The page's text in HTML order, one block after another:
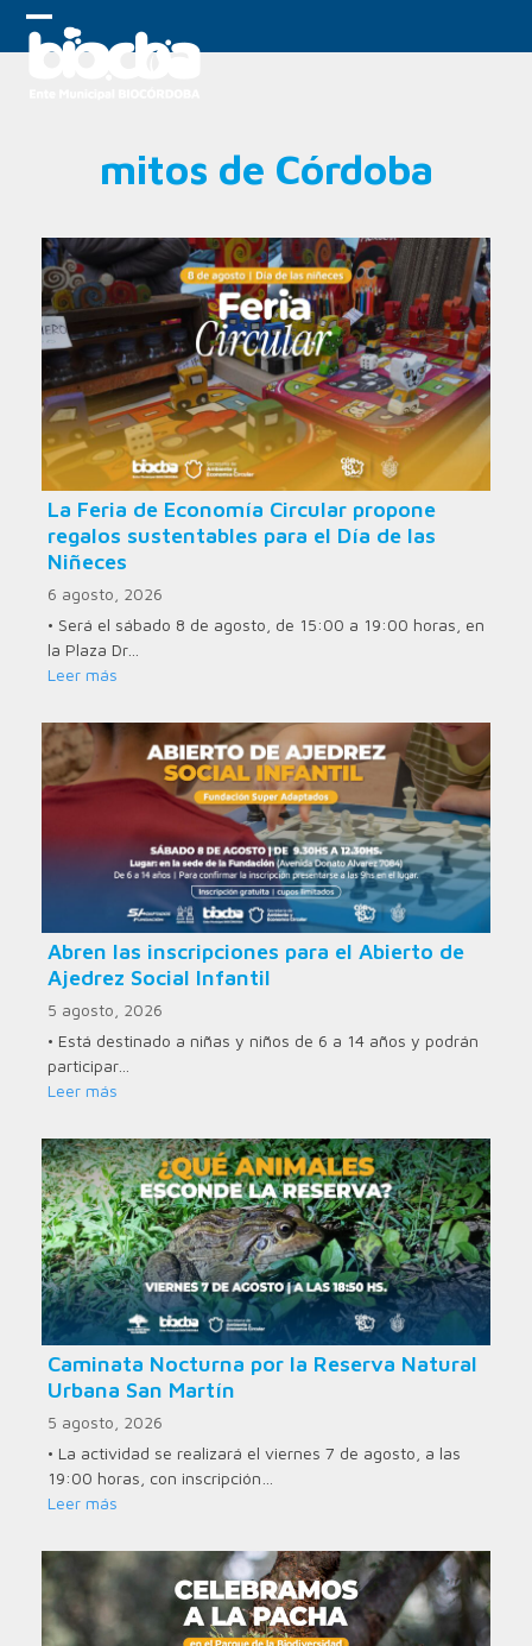
Skip
Open
Close
mitos de Córdoba
La Feria de Economía Circular propone
regalos sustentables para el Día de las
Niñeces
6 agosto, 2026
• Será el sábado 8 de agosto, de 15:00 a 19:00 horas, en
la Plaza Dr…
Leer más
Abren las inscripciones para el Abierto de
Ajedrez Social Infantil
5 agosto, 2026
• Está destinado a niñas y niños de 6 a 14 años y podrán
participar…
Leer más
Caminata Nocturna por la Reserva Natural
Urbana San Martín
5 agosto, 2026
• La actividad se realizará el viernes 7 de agosto, a las
19:00 horas, con inscripción…
Leer más